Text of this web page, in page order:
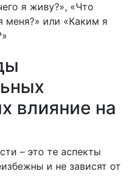
я живу?», «Что
меня?» или «Каким я
влияние на
– это те аспекты
и не зависят от